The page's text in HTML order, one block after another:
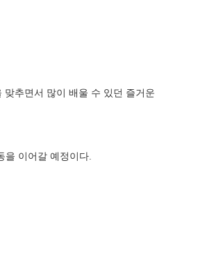
맞추면서 많이 배울 수 있던 즐거운
을 이어갈 예정이다.